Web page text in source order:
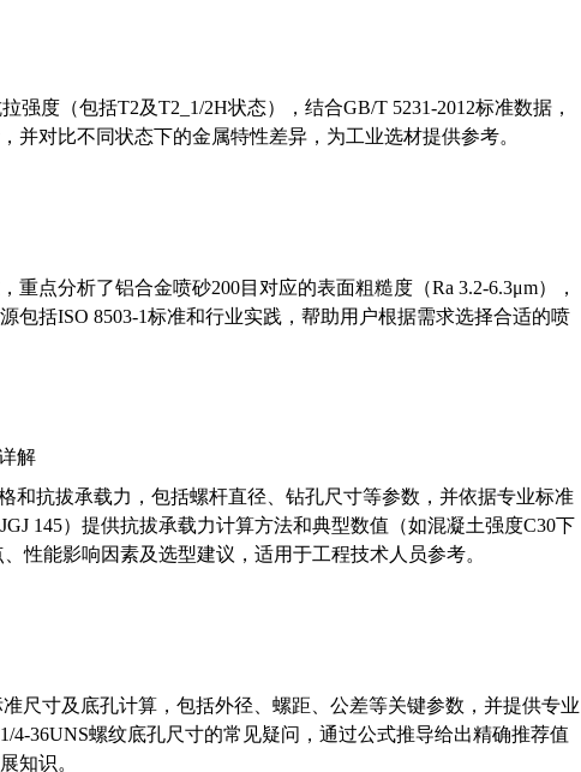
强度（包括T2及T2_1/2H状态），结合GB/T 5231-2012标准数据，
并对比不同状态下的金属特性差异，为工业选材提供参考。
重点分析了铝合金喷砂200目对应的表面粗糙度（Ra 3.2-6.3μm），
包括ISO 8503-1标准和行业实践，帮助用户根据需求选择合适的喷
解
和抗拔承载力，包括螺杆直径、钻孔尺寸等参数，并依据专业标准
145）提供抗拔承载力计算方法和典型数值（如混凝土强度C30下
性能影响因素及选型建议，适用于工程技术人员参考。
尺寸及底孔计算，包括外径、螺距、公差等关键参数，并提供专业
4-36UNS螺纹底孔尺寸的常见疑问，通过公式推导给出精确推荐值
知识。